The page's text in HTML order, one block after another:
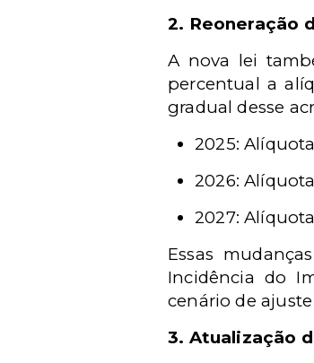
2. Reoneração
A nova lei
percentual a
gradual desse
2025:
2026:
2027:
Essas
Incidência do
cenário de ajuste
3. Atualização